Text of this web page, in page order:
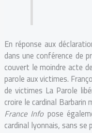
En réponse aux
dans une conférence de
couvert le moindre acte
parole aux victimes.
de victimes La Parole
croire le cardinal Barbarin
France Info pose
cardinal lyonnais, sans